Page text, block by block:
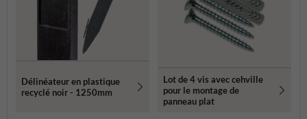
Délinéateur en plastique
recyclé noir - 1250mm
Lot de 4 vis avec cehville
pour le montage de
panneau plat